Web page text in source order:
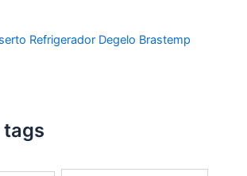
Refrigerador Degelo Brastemp
tags